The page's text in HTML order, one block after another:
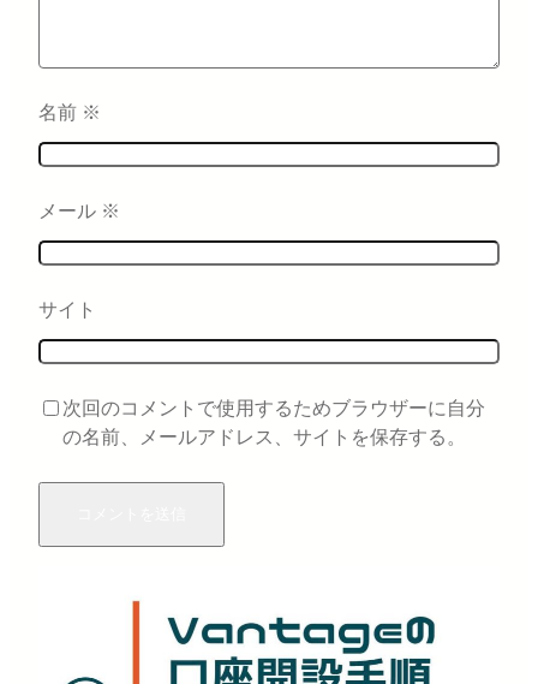
名前 ※
メール ※
サイト
次回のコメントで使用するためブラウザーに自分
の名前、メールアドレス、サイトを保存する。